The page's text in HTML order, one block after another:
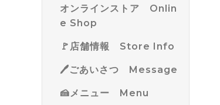
オンラインストア Onlin
e Shop
🚩店舗情報 Store Info
🖊ごあいさつ Message
🍰メニュー Menu